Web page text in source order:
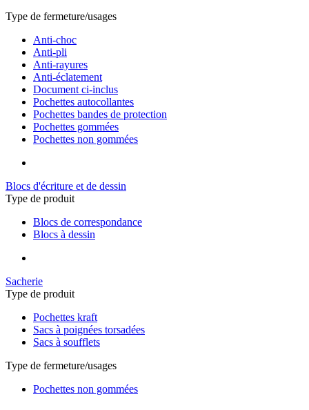
Type de fermeture/usages
Anti-choc
Anti-pli
Anti-rayures
Anti-éclatement
Document ci-inclus
Pochettes autocollantes
Pochettes bandes de protection
Pochettes gommées
Pochettes non gommées
Blocs d'écriture et de dessin
Type de produit
Blocs de correspondance
Blocs à dessin
Sacherie
Type de produit
Pochettes kraft
Sacs à poignées torsadées
Sacs à soufflets
Type de fermeture/usages
Pochettes non gommées